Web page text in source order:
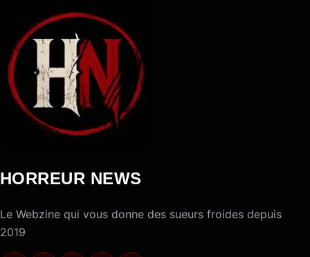
HORREUR NEWS
Le Webzine qui vous donne des sueurs froides depuis
2019